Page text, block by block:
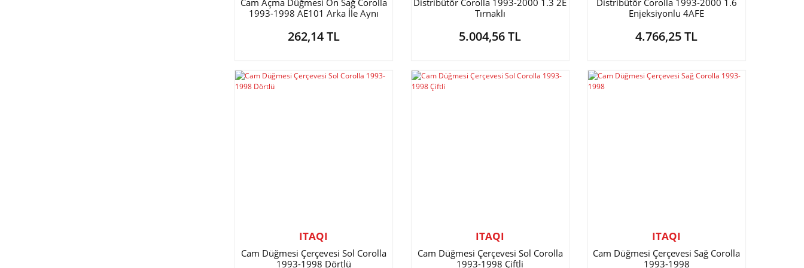
1993-1998 AE101 Arka İle Aynı
262,14 TL
Tırnaklı
5.004,56 TL
Enjeksiyonlu 4AFE
4.766,25 TL
ITAQI
Cam Düğmesi Çerçevesi Sol Corolla
1993-1998 Dörtlü
ITAQI
Cam Düğmesi Çerçevesi Sol Corolla
1993-1998 Çiftli
ITAQI
Cam Düğmesi Çerçevesi Sağ Corolla
1993-1998